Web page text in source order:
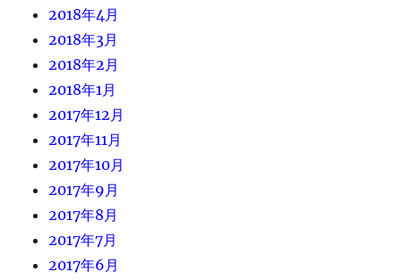
2018年4月
2018年3月
2018年2月
2018年1月
2017年12月
2017年11月
2017年10月
2017年9月
2017年8月
2017年7月
2017年6月